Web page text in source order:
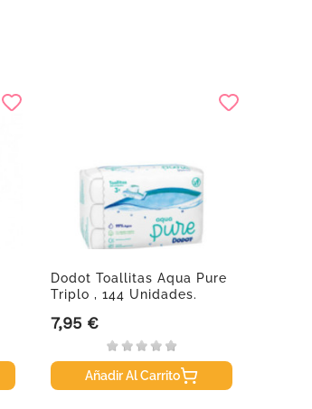
Dodot Toallitas Aqua Pure
Triplo , 144 Unidades.
Precio
7,95 €
Añadir Al Carrito